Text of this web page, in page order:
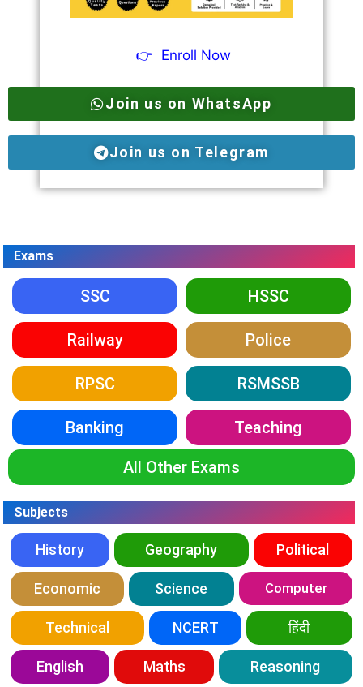
👉 Enroll Now
Join us on WhatsApp
Join us on Telegram
Exams
SSC HSSC
Railway Police
RPSC RSMSSB
Banking Teaching
All Other Exams
Subjects
History Geography Political
Economic Science Computer
Technical NCERT हिंदी
English Maths Reasoning